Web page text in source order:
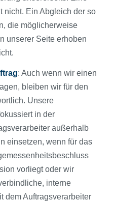
nicht. Ein Abgleich der so
die möglicherweise
unserer Seite erhoben
: Auch wenn wir einen
bleiben wir für den
Unsere
in der
außerhalb
einsetzen, wenn für das
vorliegt oder wir
interne
dem Auftragsverarbeiter